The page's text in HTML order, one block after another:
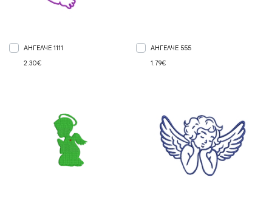
АНГЕЛЧЕ 1111
2.30€
АНГЕЛЧЕ 555
1.79€